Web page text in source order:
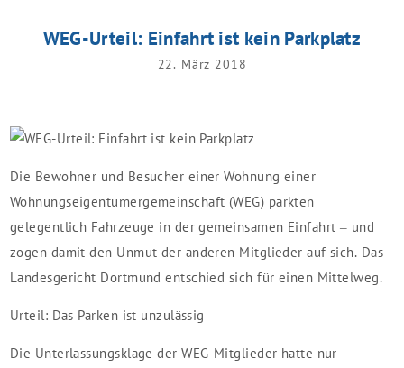
WEG-Urteil: Einfahrt ist kein Parkplatz
22. März 2018
Die Bewohner und Besucher einer Wohnung einer
Wohnungseigentümergemeinschaft (WEG) parkten
gelegentlich Fahrzeuge in der gemeinsamen Einfahrt – und
zogen damit den Unmut der anderen Mitglieder auf sich. Das
Landesgericht Dortmund entschied sich für einen Mittelweg.
Urteil: Das Parken ist unzulässig
Die Unterlassungsklage der WEG-Mitglieder hatte nur